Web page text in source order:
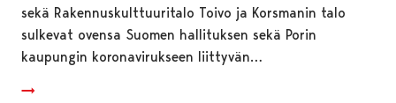
sekä Rakennuskulttuuritalo Toivo ja Korsmanin talo
sulkevat ovensa Suomen hallituksen sekä Porin
kaupungin koronavirukseen liittyvän…